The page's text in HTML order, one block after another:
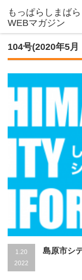
104号(2020年5月
1.20
2022
島原市シ